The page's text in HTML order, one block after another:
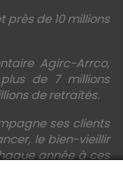
près de 10 millions
Agirc-Arrco,
de 7 millions
de retraités.
ses clients
le bien-vieillir
année à ces